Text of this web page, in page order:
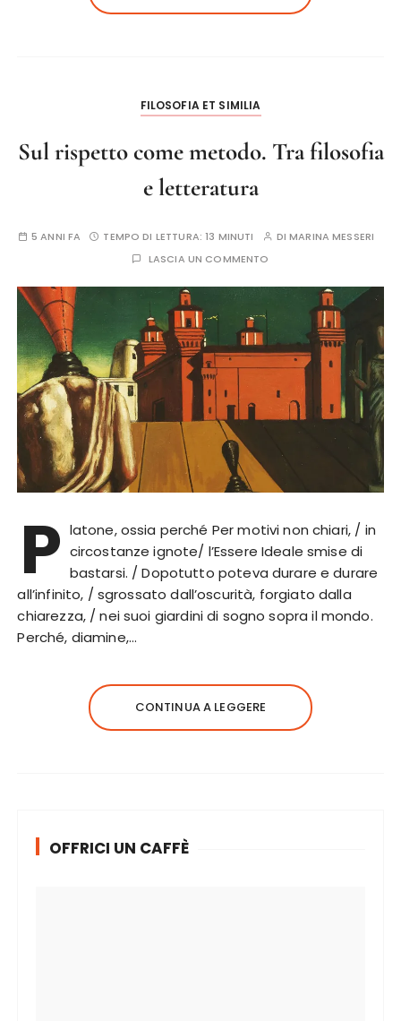
FILOSOFIA ET SIMILIA
Sul rispetto come metodo. Tra filosofia
e letteratura
5 ANNI FA TEMPO DI LETTURA:13 MINUTI DIMARINA MESSERI
LASCIA UN COMMENTO
P latone, ossia perché Per motivi non chiari, / in
circostanze ignote/ l’Essere Ideale smise di
bastarsi. / Dopotutto poteva durare e durare
all’infinito, / sgrossato dall’oscurità, forgiato dalla
chiarezza, / nei suoi giardini di sogno sopra il mondo.
Perché, diamine,…
CONTINUA A LEGGERE
OFFRICI UN CAFFÈ